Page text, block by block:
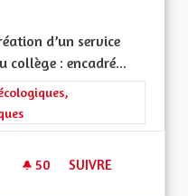
d’un service
collège : encadré...
: Les transitions
50 50 ABONNÉS
SUIVRE